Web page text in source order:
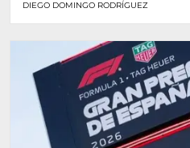
DIEGO DOMINGO RODRÍGUEZ